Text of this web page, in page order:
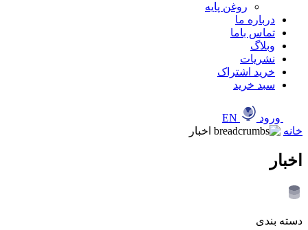
روغن پایه
درباره ما
تماس باما
وبلاگ
نشریات
خرید اشتراک
سبد خرید
ورود
خانه
اخبار
اخبار
دسته بندی